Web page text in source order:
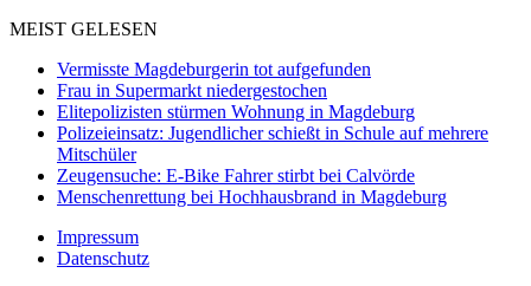
MEIST GELESEN
Vermisste Magdeburgerin tot aufgefunden
Frau in Supermarkt niedergestochen
Elitepolizisten stürmen Wohnung in Magdeburg
Polizeieinsatz: Jugendlicher schießt in Schule auf mehrere
Mitschüler
Zeugensuche: E-Bike Fahrer stirbt bei Calvörde
Menschenrettung bei Hochhausbrand in Magdeburg
Impressum
Datenschutz